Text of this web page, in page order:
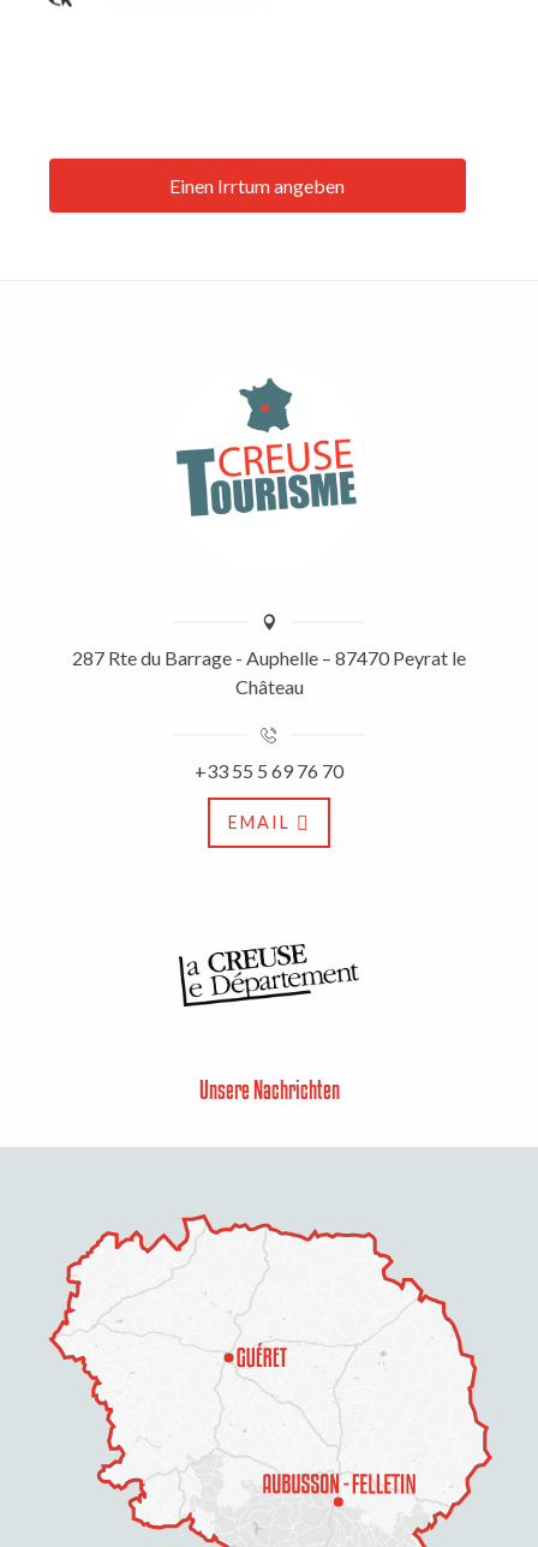
Einen Irrtum angeben
287 Rte du Barrage - Auphelle – 87470 Peyrat le
Château
+33 55 5 69 76 70
EMAIL
Unsere Nachrichten